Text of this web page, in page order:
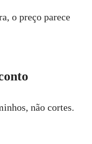
o preço parece
não cortes.